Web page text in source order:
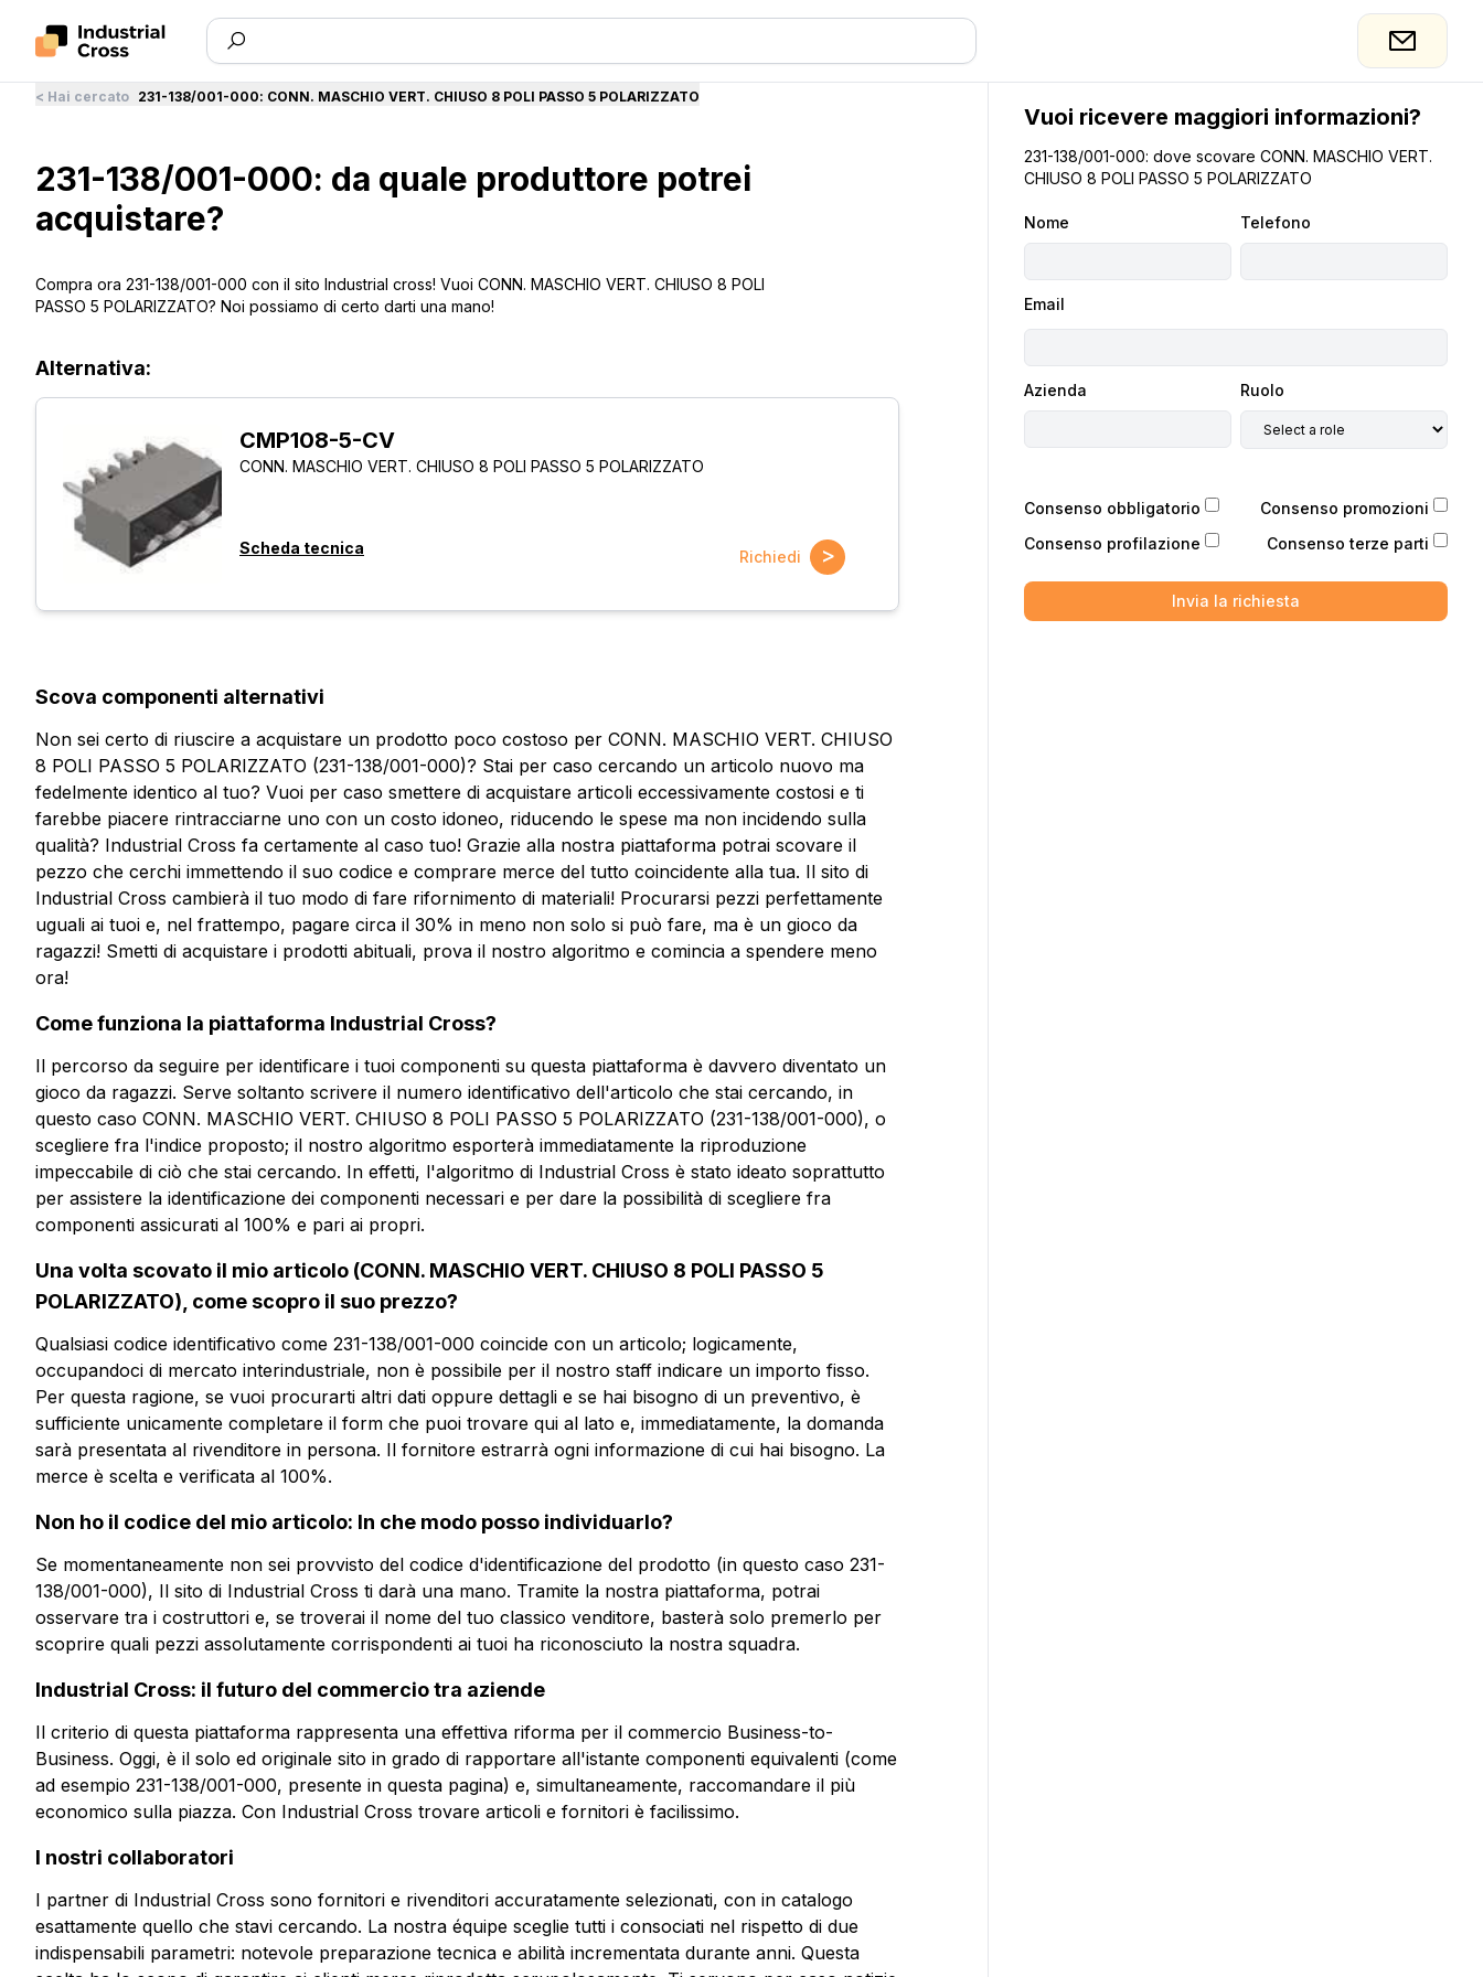
più informazioni?
Nome
Azienda
Consenso obbligatorio
Consenso profilazione
< Hai cercato 231-138/001-000: CONN. MASCHIO VERT. CHIUSO 8 POLI PASSO 5 POLARIZZATO
231-138/001-000: da quale produttore potrei
acquistare?
Compra ora 231-138/001-000 con il sito Industrial cross! Vuoi CONN. MASCHIO VERT. CHIUSO 8 POLI
PASSO 5 POLARIZZATO? Noi possiamo di certo darti una mano!
Alternativa:
Vuoi ricevere maggiori informazioni?
Compila il form per richiedere un preventivo
CMP108-5-CV
CONN. MASCHIO VERT. CHIUSO 8 POLI
PASSO 5 POLARIZZATO
Scheda tecnica
Nome
Azienda
Consenso obbligatorio
Consenso profilazione
CMP108-5-CV
CONN. MASCHIO VERT. CHIUSO 8 POLI PASSO 5 POLARIZZATO
Scheda tecnica Richiedi >
Scova componenti alternativi
Non sei certo di riuscire a acquistare un prodotto poco costoso per CONN. MASCHIO VERT. CHIUSO
8 POLI PASSO 5 POLARIZZATO (231-138/001-000)? Stai per caso cercando un articolo nuovo ma
fedelmente identico al tuo? Vuoi per caso smettere di acquistare articoli eccessivamente costosi e ti
farebbe piacere rintracciarne uno con un costo idoneo, riducendo le spese ma non incidendo sulla
qualità? Industrial Cross fa certamente al caso tuo! Grazie alla nostra piattaforma potrai scovare il
pezzo che cerchi immettendo il suo codice e comprare merce del tutto coincidente alla tua. Il sito di
Industrial Cross cambierà il tuo modo di fare rifornimento di materiali! Procurarsi pezzi perfettamente
uguali ai tuoi e, nel frattempo, pagare circa il 30% in meno non solo si può fare, ma è un gioco da
ragazzi! Smetti di acquistare i prodotti abituali, prova il nostro algoritmo e comincia a spendere meno
ora!
Come funziona la piattaforma Industrial Cross?
Il percorso da seguire per identificare i tuoi componenti su questa piattaforma è davvero diventato un
gioco da ragazzi. Serve soltanto scrivere il numero identificativo dell'articolo che stai cercando, in
questo caso CONN. MASCHIO VERT. CHIUSO 8 POLI PASSO 5 POLARIZZATO (231-138/001-000), o
scegliere fra l'indice proposto; il nostro algoritmo esporterà immediatamente la riproduzione
impeccabile di ciò che stai cercando. In effetti, l'algoritmo di Industrial Cross è stato ideato soprattutto
per assistere la identificazione dei componenti necessari e per dare la possibilità di scegliere fra
componenti assicurati al 100% e pari ai propri.
Una volta scovato il mio articolo (CONN. MASCHIO VERT. CHIUSO 8 POLI PASSO 5
POLARIZZATO), come scopro il suo prezzo?
Qualsiasi codice identificativo come 231-138/001-000 coincide con un articolo; logicamente,
occupandoci di mercato interindustriale, non è possibile per il nostro staff indicare un importo fisso.
Per questa ragione, se vuoi procurarti altri dati oppure dettagli e se hai bisogno di un preventivo, è
sufficiente unicamente completare il form che puoi trovare qui al lato e, immediatamente, la domanda
sarà presentata al rivenditore in persona. Il fornitore estrarrà ogni informazione di cui hai bisogno. La
merce è scelta e verificata al 100%.
Non ho il codice del mio articolo: In che modo posso individuarlo?
Se momentaneamente non sei provvisto del codice d'identificazione del prodotto (in questo caso 231-
138/001-000), Il sito di Industrial Cross ti darà una mano. Tramite la nostra piattaforma, potrai
osservare tra i costruttori e, se troverai il nome del tuo classico venditore, basterà solo premerlo per
scoprire quali pezzi assolutamente corrispondenti ai tuoi ha riconosciuto la nostra squadra.
Industrial Cross: il futuro del commercio tra aziende
Il criterio di questa piattaforma rappresenta una effettiva riforma per il commercio Business-to-
Business. Oggi, è il solo ed originale sito in grado di rapportare all'istante componenti equivalenti (come
ad esempio 231-138/001-000, presente in questa pagina) e, simultaneamente, raccomandare il più
economico sulla piazza. Con Industrial Cross trovare articoli e fornitori è facilissimo.
I nostri collaboratori
I partner di Industrial Cross sono fornitori e rivenditori accuratamente selezionati, con in catalogo
esattamente quello che stavi cercando. La nostra équipe sceglie tutti i consociati nel rispetto di due
indispensabili parametri: notevole preparazione tecnica e abilità incrementata durante anni. Questa
Vuoi ricevere maggiori informazioni?
231-138/001-000: dove scovare CONN. MASCHIO VERT.
CHIUSO 8 POLI PASSO 5 POLARIZZATO
Nome Telefono
Email
Azienda Ruolo
Consenso obbligatorio
Consenso promozioni
Consenso profilazione
Consenso terze parti
Invia la richiesta